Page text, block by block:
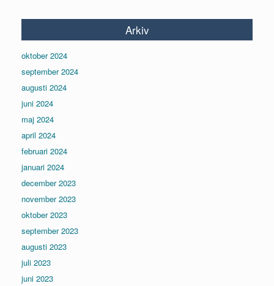
Arkiv
oktober 2024
september 2024
augusti 2024
juni 2024
maj 2024
april 2024
februari 2024
januari 2024
december 2023
november 2023
oktober 2023
september 2023
augusti 2023
juli 2023
juni 2023